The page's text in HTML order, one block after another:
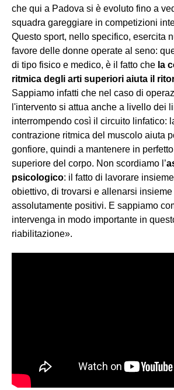
che qui a Padova si è evoluto fino a
squadra gareggiare in competizioni
Questo sport, nello specifico, esercita
favore delle donne operate al seno:
di tipo fisico e medico, è il fatto che la
ritmica degli arti superiori aiuta il
Sappiamo infatti che nel caso di
l'intervento si attua anche a livello dei
interrompendo così il circuito linfatico:
contrazione ritmica del muscolo aiuta
gonfiore, quindi a mantenere in
superiore del corpo. Non scordiamo l’
psicologico: il fatto di lavorare
obiettivo, di trovarsi e allenarsi insieme
assolutamente positivi. E sappiamo
intervenga in modo importante in
riabilitazione».